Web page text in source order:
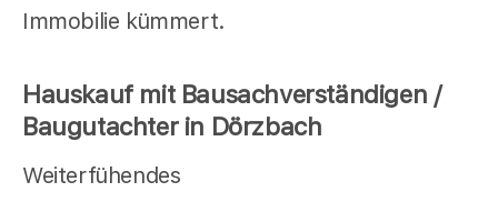
Immobilie kümmert.
Hauskauf mit Bausachverständigen /
Baugutachter in Dörzbach
Weiterfühendes